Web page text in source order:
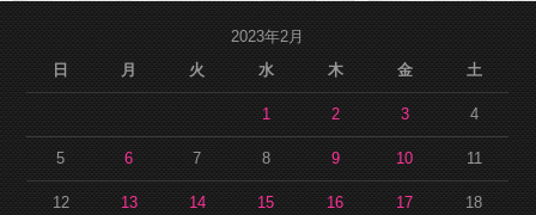
2023年2月
日
月 火 水 木 金 土
1 2 3 4
5 6 7 8 9 10 11
12 13 14 15 16 17 18